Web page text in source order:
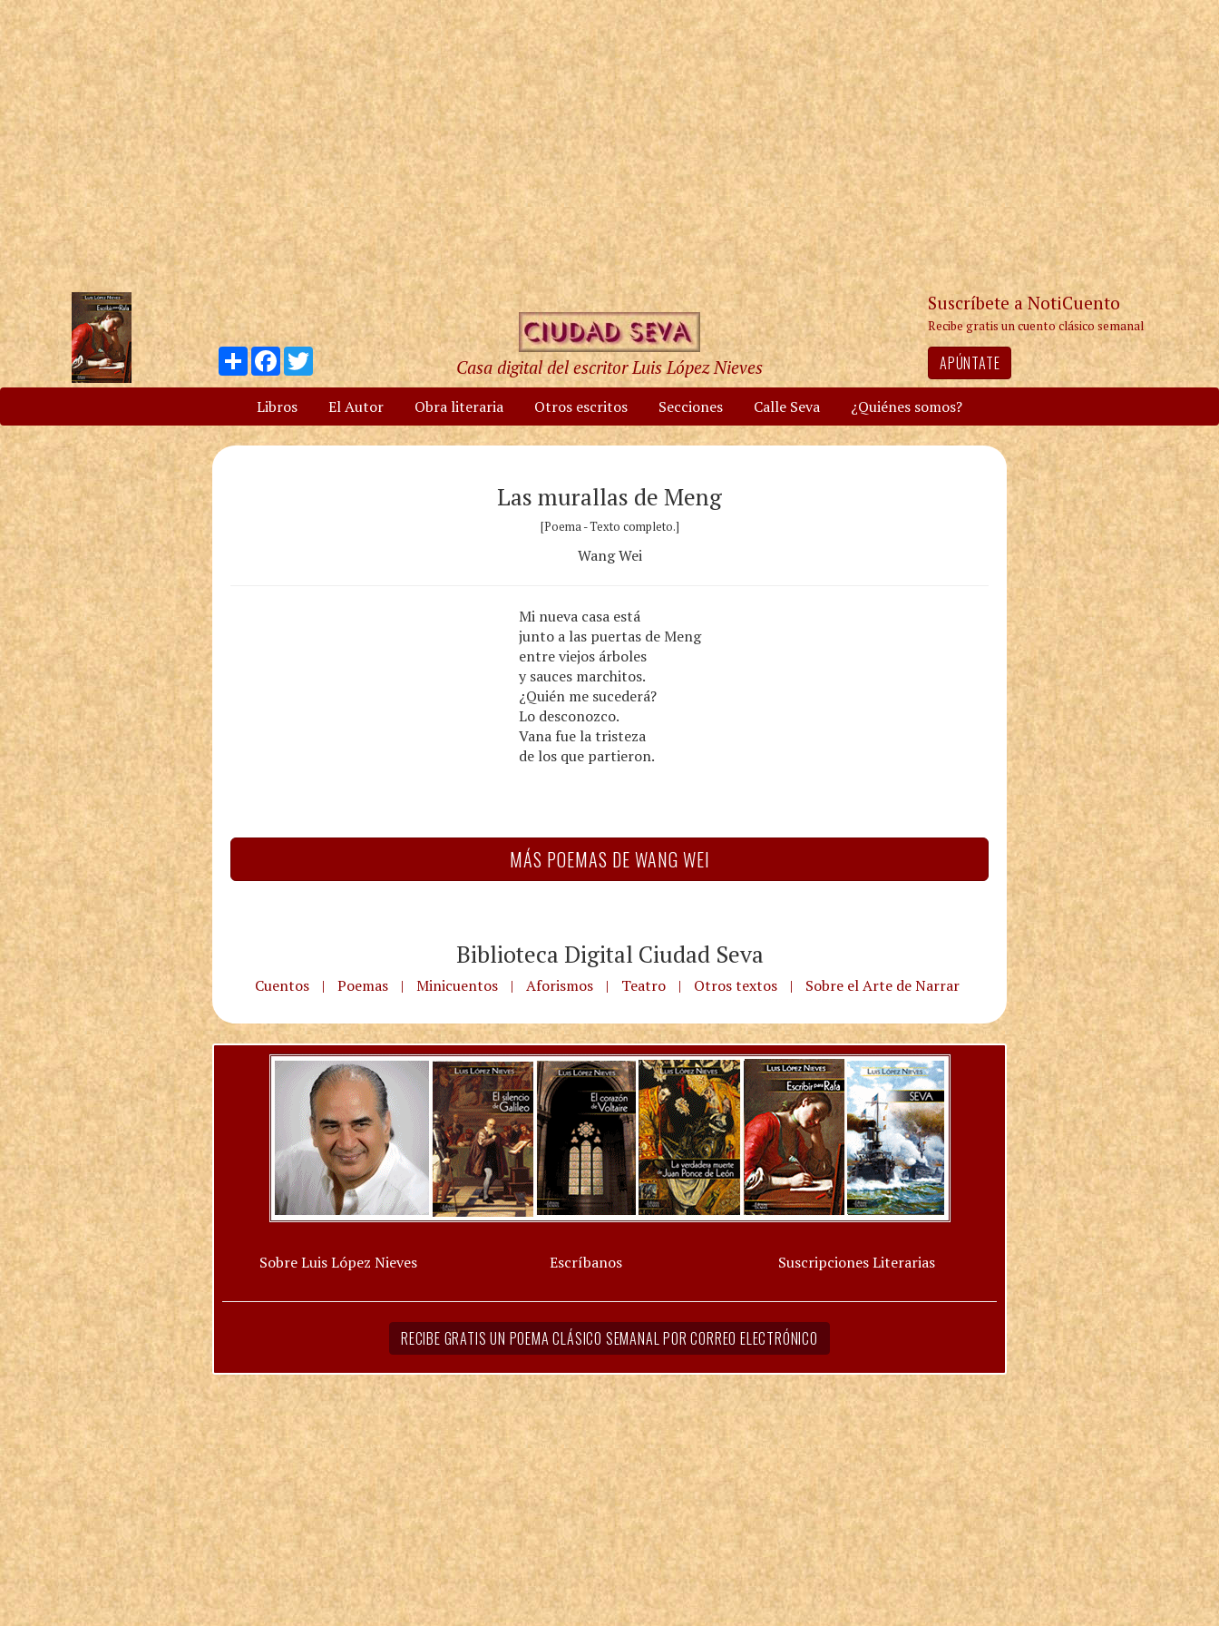
Compartir
Facebook
Twitter
Casa digital del escritor Luis López Nieves
Suscríbete a NotiCuento
Recibe gratis un cuento clásico semanal
APÚNTATE
Libros El Autor Obra literaria Otros escritos Secciones Calle Seva ¿Quiénes somos?
Las murallas de Meng
[Poema - Texto completo.]
Wang Wei
Mi nueva casa está
junto a las puertas de Meng
entre viejos árboles
y sauces marchitos.
¿Quién me sucederá?
Lo desconozco.
Vana fue la tristeza
de los que partieron.
MÁS POEMAS DE WANG WEI
Biblioteca Digital Ciudad Seva
Cuentos | Poemas | Minicuentos | Aforismos | Teatro | Otros textos | Sobre el Arte de Narrar
Sobre Luis López Nieves Escríbanos Suscripciones Literarias
RECIBE GRATIS UN POEMA CLÁSICO SEMANAL POR CORREO ELECTRÓNICO